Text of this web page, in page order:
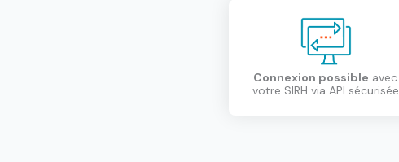
Connexion possible avec
votre SIRH via API sécurisée